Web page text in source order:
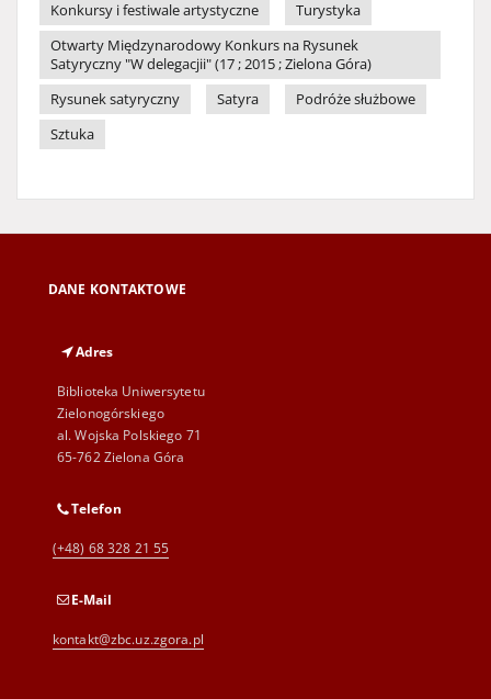
Konkursy i festiwale artystyczne
Turystyka
Otwarty Międzynarodowy Konkurs na Rysunek
Satyryczny "W delegacjii" (17 ; 2015 ; Zielona Góra)
Rysunek satyryczny
Satyra
Podróże służbowe
Sztuka
DANE KONTAKTOWE
Adres
Biblioteka Uniwersytetu
Zielonogórskiego
al. Wojska Polskiego 71
65-762 Zielona Góra
Telefon
(+48) 68 328 21 55
E-Mail
kontakt@zbc.uz.zgora.pl